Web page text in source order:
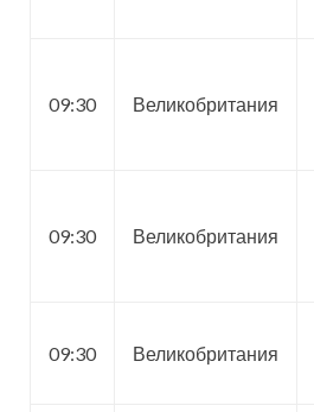
09:30 Великобритания
09:30 Великобритания
09:30 Великобритания